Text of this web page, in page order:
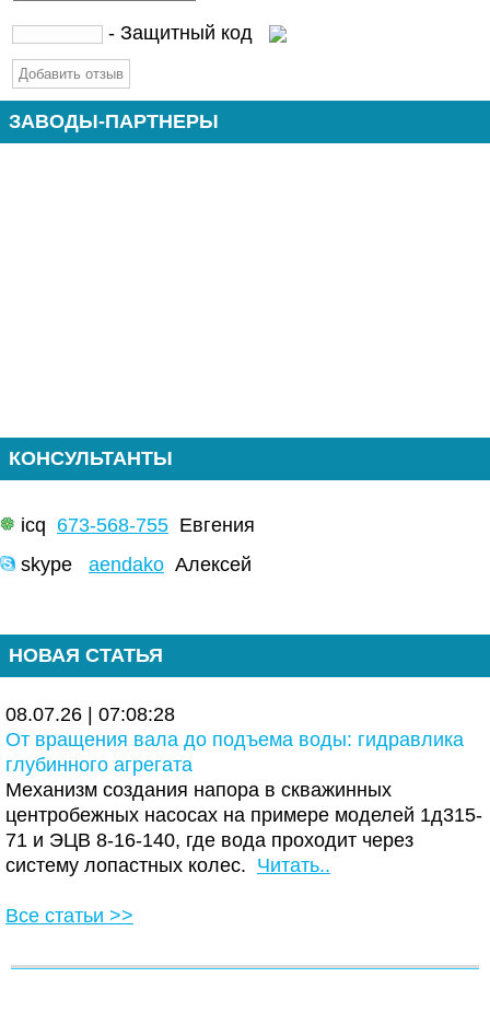
- Защитный код
ЗАВОДЫ-ПАРТНЕРЫ
КОНСУЛЬТАНТЫ
icq 673-568-755 Евгения
skype aendako Алексей
НОВАЯ СТАТЬЯ
08.07.26 | 07:08:28
От вращения вала до подъема воды: гидравлика
глубинного агрегата
Механизм создания напора в скважинных
центробежных насосах на примере моделей 1д315-
71 и ЭЦВ 8-16-140, где вода проходит через
систему лопастных колес. Читать..
Все статьи >>